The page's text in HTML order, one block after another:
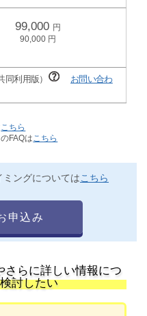
99,000
90,000
同利用版）
お問い合わ
こちら
FAQは こちら
ングについてはこちら
申込み
さらに詳しい情報につ
討したい